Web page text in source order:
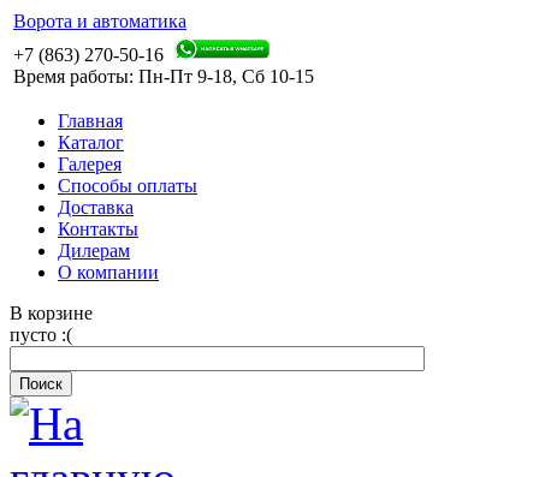
Ворота и автоматика
+7 (863) 270-50-16
Время работы: Пн-Пт 9-18, Сб 10-15
Главная
Каталог
Галерея
Способы оплаты
Доставка
Контакты
Дилерам
О компании
В корзине
пусто :(